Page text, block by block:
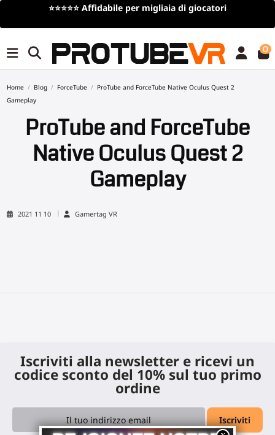
⭐⭐⭐⭐⭐ Affidabile per migliaia di giocatori
0
Home Blog ForceTube
ProTube and ForceTube Native Oculus Quest 2
Gameplay
ProTube and ForceTube
Native Oculus Quest 2
Gameplay
2021 11 10 Gamertag VR
Iscriviti alla newsletter e ricevi un
codice sconto del 10% sul tuo primo
ordine